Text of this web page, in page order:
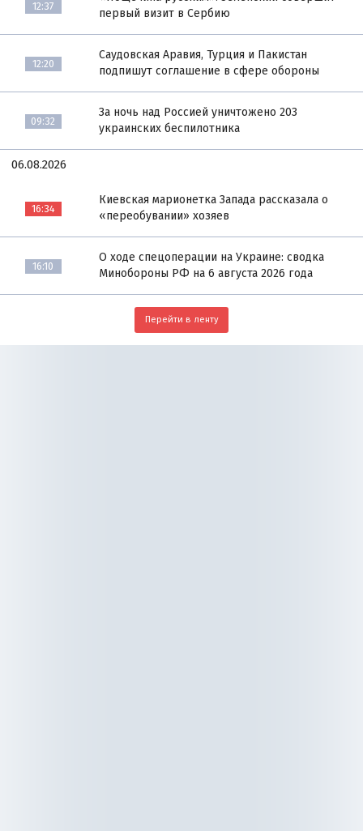
12:37
первый визит в Сербию
12:20
Саудовская Аравия, Турция и Пакистан
подпишут соглашение в сфере обороны
09:32
За ночь над Россией уничтожено 203
украинских беспилотника
06.08.2026
16:34
Киевская марионетка Запада рассказала о
«переобувании» хозяев
16:10
О ходе спецоперации на Украине: сводка
Минобороны РФ на 6 августа 2026 года
Перейти в ленту